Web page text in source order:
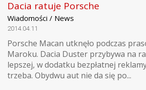
Dacia ratuje Porsche
Wiadomości / News
2014.04.11
Porsche Macan utknęło podczas
Maroku. Dacia Duster przybywa na
lepszej, w dodatku bezpłatnej
trzeba. Obydwu aut nie da się po...